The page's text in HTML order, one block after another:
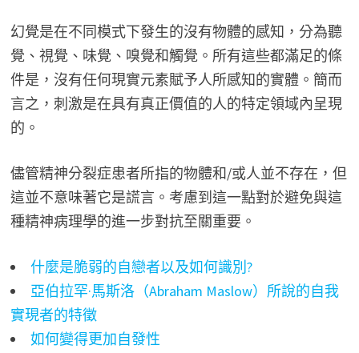
幻覺是在不同模式下發生的沒有物體的感知，分為聽
覺、視覺、味覺、嗅覺和觸覺。所有這些都滿足的條
件是，沒有任何現實元素賦予人所感知的實體。簡而
言之，刺激是在具有真正價值的人的特定領域內呈現
的。
儘管精神分裂症患者所指的物體和/或人並不存在，但
這並不意味著它是謊言。考慮到這一點對於避免與這
種精神病理學的進一步對抗至關重要。
什麼是脆弱的自戀者以及如何識別?
亞伯拉罕·馬斯洛（Abraham Maslow）所說的自我
實現者的特徵
如何變得更加自發性